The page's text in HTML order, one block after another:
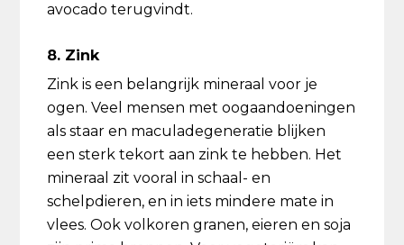
avocado terugvindt.
8. Zink
Zink is een belangrijk mineraal voor je
ogen. Veel mensen met oogaandoeningen
als staar en maculadegeneratie blijken
een sterk tekort aan zink te hebben. Het
mineraal zit vooral in schaal- en
schelpdieren, en in iets mindere mate in
vlees. Ook volkoren granen, eieren en soja